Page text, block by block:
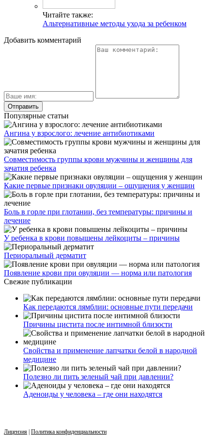
Читайте также:
Альтернативные методы ухода за ребенком
Добавить комментарий
Популярные статьи
Ангина у взрослого: лечение антибиотиками
Совместимость группы крови мужчины и женщины для
зачатия ребенка
Какие первые признаки овуляции – ощущения у женщин
Боль в горле при глотании, без температуры: причины и
лечение
У ребенка в крови повышены лейкоциты – причины
Периоральный дерматит
Появление крови при овуляции — норма или патология
Свежие публикации
Как передаются лямблии: основные пути передачи
Причины цистита после интимной близости
Свойства и применение лапчатки белой в народной
медицине
Полезно ли пить зеленый чай при давлении?
Аденоиды у человека – где они находятся
Лицензия Политика конфиденциальности